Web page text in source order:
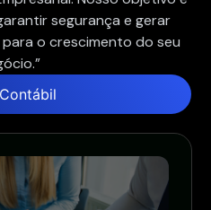
segurança e gerar
o crescimento do seu